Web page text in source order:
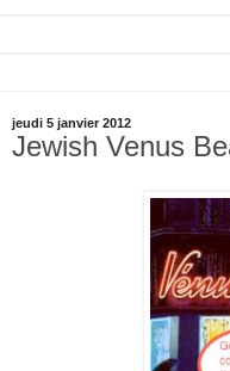
jeudi 5 janvier 2012
Jewish Venus